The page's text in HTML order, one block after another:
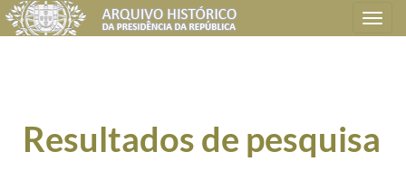
Toggle
navigation
Resultados de pesquisa